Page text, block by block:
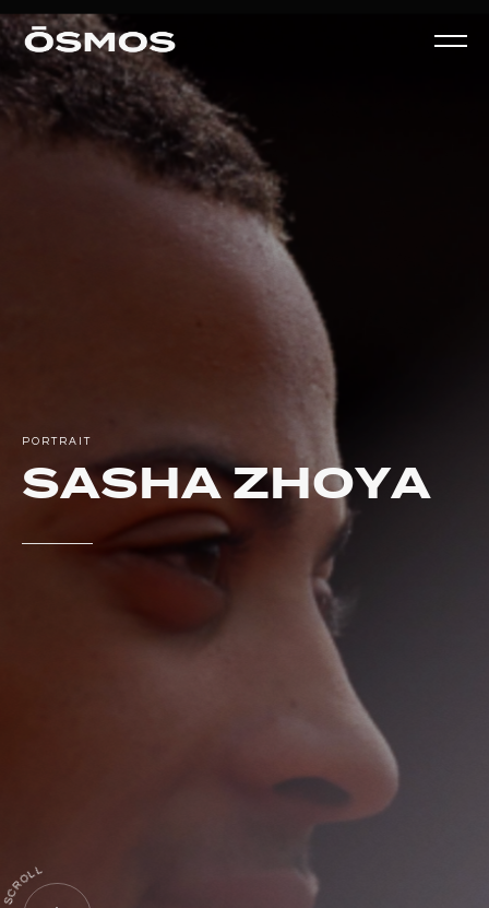
PORTRAIT
SASHAZHOYA
S
C
ROLL